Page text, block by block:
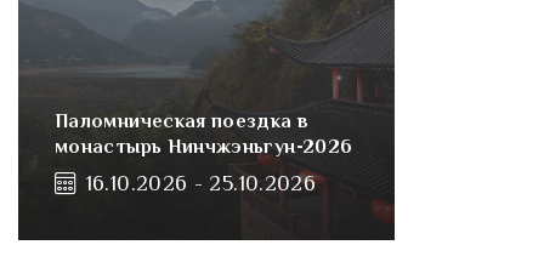
Паломническая поездка в
монастырь Нинчжэньгун-2026
16.10.2026 - 25.10.2026